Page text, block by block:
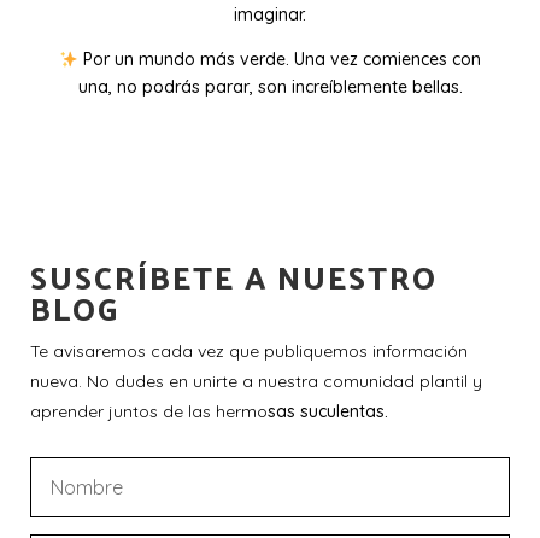
imaginar.
Por un mundo más verde. Una vez comiences con
una, no podrás parar, son increíblemente bellas.
SUSCRÍBETE A NUESTRO
BLOG
Te avisaremos cada vez que publiquemos información
nueva. No dudes en unirte a nuestra comunidad plantil y
aprender juntos de las hermosas suculentas.